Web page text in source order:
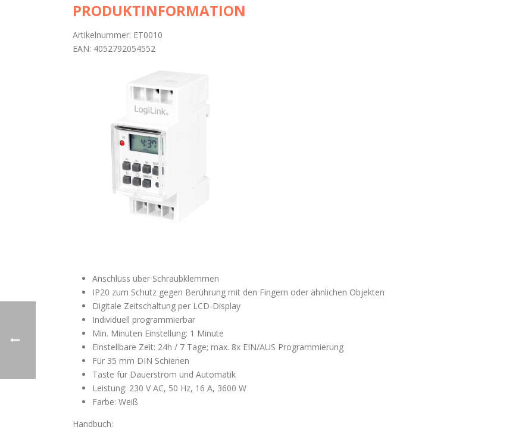
PRODUKTINFORMATION
Artikelnummer: ET0010
EAN: 4052792054552
Anschluss über Schraubklemmen
IP20 zum Schutz gegen Berührung mit den Fingern oder ähnlichen Objekten
Digitale Zeitschaltung per LCD-Display
Individuell programmierbar
Min. Minuten Einstellung: 1 Minute
Einstellbare Zeit: 24h / 7 Tage; max. 8x EIN/AUS Programmierung
Für 35 mm DIN Schienen
Taste für Dauerstrom und Automatik
Leistung: 230 V AC, 50 Hz, 16 A, 3600 W
Farbe: Weiß
Handbuch: